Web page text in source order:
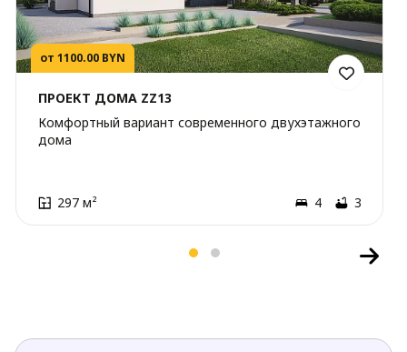
от 1100.00 BYN
ПРОЕКТ ДОМА ZZ13
Комфортный вариант современного двухэтажного
дома
297 м² 4 3